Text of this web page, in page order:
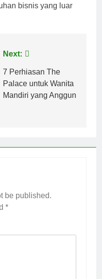
bisnis yang luar
Next:
7 Perhiasan The
Palace untuk Wanita
Mandiri yang Anggun
be published.
*